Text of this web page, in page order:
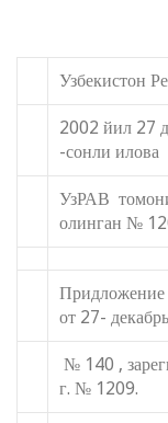
Узбекистон
2002 йил 27
-сонли илова
УзРАВ
олинган №
от 27-
№ 140 ,
г. № 1209.